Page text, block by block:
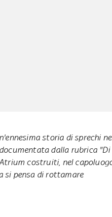
n'ennesima storia di sprechi
documentata dalla rubrica
costruiti, nel
si pensa di rottamare